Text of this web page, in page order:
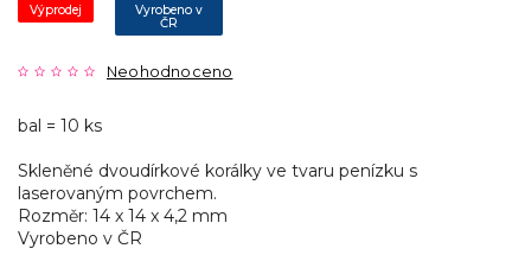
Výprodej
Vyrobeno v
ČR
Neohodnoceno
bal = 10 ks
Skleněné dvoudírkové korálky ve tvaru penízku s
laserovaným povrchem.
Rozměr: 14 x 14 x 4,2 mm
Vyrobeno v ČR